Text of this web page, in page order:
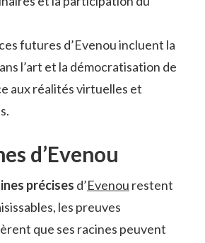
futures d’Evenou incluent la
l’art et la démocratisation de
aux réalités virtuelles et
d’Evenou
précises d’Evenou restent
les preuves
que ses racines peuvent